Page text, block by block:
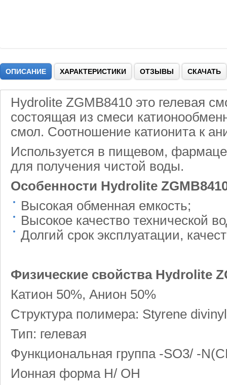
ОПИСАНИЕ ХАРАКТЕРИСТИКИ ОТЗЫВЫ СКАЧАТЬ
Hydrolite ZGMB8410 это гелевая
состоящая из смеси
смол. Соотношение катионита к
Используется в пищевом,
для получения чистой воды.
Особенности Hydrolite
Высокая обменная емкость;
Высокое качество технической
Долгий срок эксплуатации,
Физические свойства Hydrolite
Катион 50%, Анион 50%
Структура полимера: Styrene
Тип: гелевая
Функциональная группа -SO3/ -
Ионная форма H/ OH